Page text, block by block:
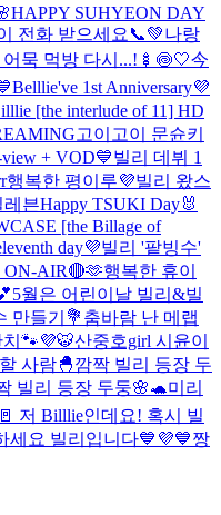
SUHYEON DAY
전화 받으세요📞💚나랑
묵 먹방 다시...!🍢🍥🤍今
1st Anniversary💜
[the interlude of 11] HD
고이고이 문슌키
view + VOD💙빌리 데뷔 1
행복한 평이루💜빌리 왔스
레븐Happy TSUKI Day🐰
[the Billage of
day💜빌리 '팥빙수'
ON-AIR🔴🫶행복한 휴이
5월은 어린이날 빌리&빌
만들기💐 춤바람 난 메랩
🐾💜🐯산중호girl 시윤이
사람🐣깜짝 빌리 등장 두
빌리 등장 두둥🌸🐢미리
저 Billlie인데요! 혹시 빌
세요 빌리입니다💙💜💙짱